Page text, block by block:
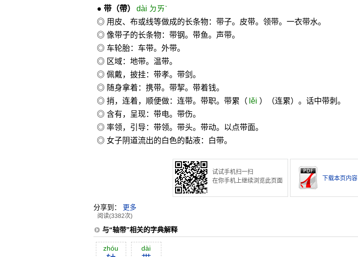
● 带（帶）
dài ㄉㄞˋ
◎ 用皮、布或线等做成的长条物：带子。皮带。领带。一衣带水。
◎ 像带子的长条物：带钢。带鱼。声带。
◎ 车轮胎：车带。外带。
◎ 区域：地带。温带。
◎ 佩戴，披挂：带孝。带剑。
◎ 随身拿着：携带。带挈。带着钱。
◎ 捎，连着，顺便做：连带。带职。带累（ lěi ）（连累）。话中带刺。
◎ 含有，呈现：带电。带伤。
◎ 率领，引导：带领。带头。带动。以点带面。
◎ 女子阴道流出的白色的黏液：白带。
试试手机扫一扫
在你手机上继续浏览此页面
下载本页内容
分享到： 更多
阅读(3382次)
与“轴带”相关的字典解释
zhóu dài